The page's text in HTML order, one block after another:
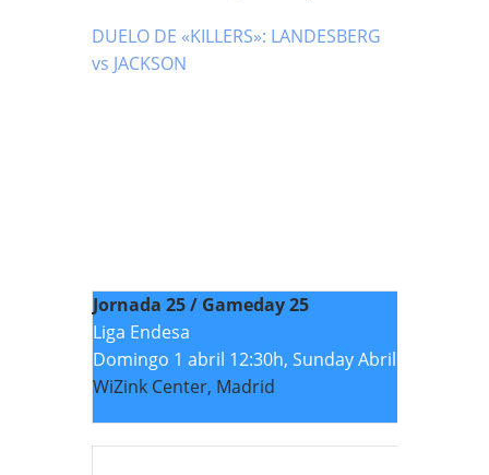
DUELO DE «KILLERS»: LANDESBERG
vs JACKSON
Jornada 25 / Gameday 25
Liga Endesa
Domingo 1 abril 12:30h, Sunday Abril 1st
WiZink Center, Madrid